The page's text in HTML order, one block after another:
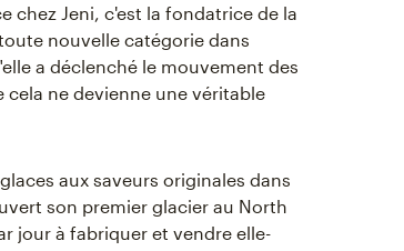
chez Jeni, c'est la fondatrice de la
nouvelle catégorie dans
a déclenché le mouvement des
ne devienne une véritable
aux saveurs originales dans
son premier glacier au North
jour à fabriquer et vendre elle-